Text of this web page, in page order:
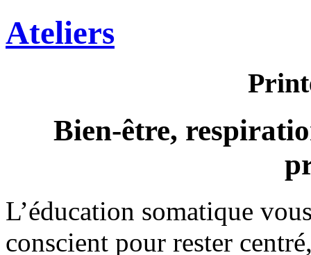
Ateliers
Bien-être,
L’éducation somatique
conscient pour rester